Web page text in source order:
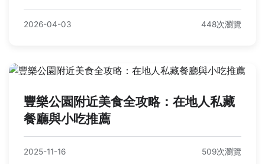
2026-04-03 448次瀏覽
豐樂公園附近美食全攻略：在地人私藏
餐廳與小吃推薦
2025-11-16 509次瀏覽